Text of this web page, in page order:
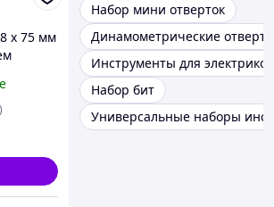
x 75 мм
Набор мини отверток
Динамометрические
Инструменты для электриков
Набор бит
Универсальные наборы